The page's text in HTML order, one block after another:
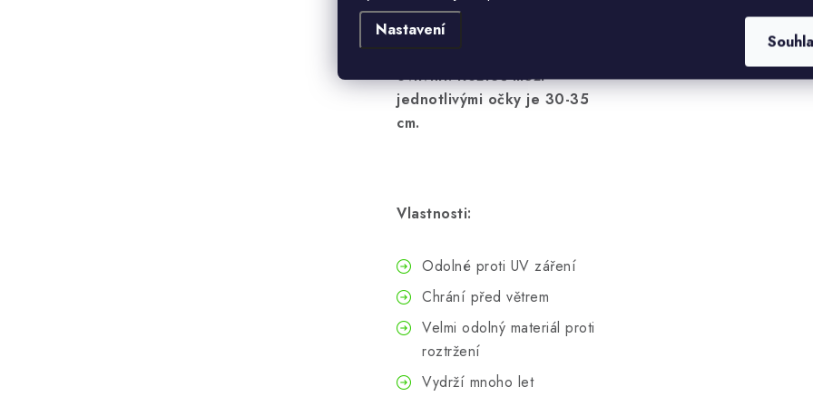
Nastavení
dlouhých stranách a jsou
instalována již z výroby a
ovlivnit. Rozteč mezi
jednotlivými očky je 30-35
cm.
Vlastnosti:
Odolné proti UV záření
Chrání před větrem
Velmi odolný materiál proti
roztržení
Vydrží mnoho let